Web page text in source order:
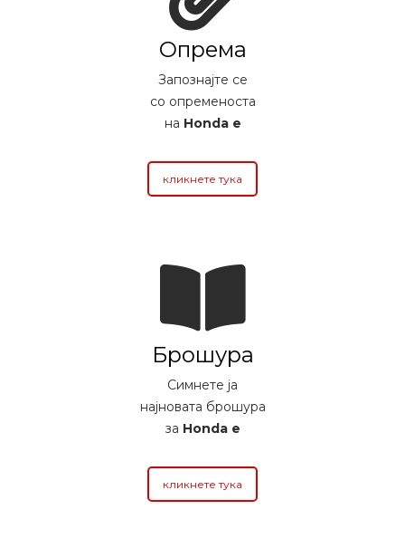
Опрема
Запознајте се
со опременоста
на Honda e
кликнете тука
Брошура
Симнете ја
најновата брошура
за Honda e
кликнете тука